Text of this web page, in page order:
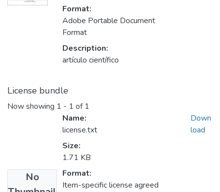
Format:
Adobe Portable Document
Format
Description:
artículo científico
License bundle
Now showing 1 - 1 of 1
No
Name:
license.txt
Size:
1.71 KB
Format:
Item-specific license agreed
Down
load